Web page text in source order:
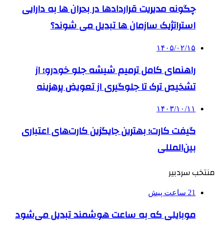
چگونه مدیریت قراردادها در بحران ها به دارایی
استراتژیک سازمان ها تبدیل می شوند؟
۱۴۰۵/۰۲/۱۵
راهنمای کامل ترمیم شیشه جلو خودرو؛ از
تشخیص ترک تا جلوگیری از تعویض پرهزینه
۱۴۰۳/۱۰/۱۱
گیفت کارت؛ بهترین جایگزین کارت‌های اعتباری
بین‌المللی
منتخب سردبیر
21 ساعت پیش
موبایلی که به ساعت هوشمند تبدیل می‌شود